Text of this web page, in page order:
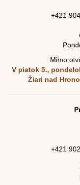
+421
Mimo
V piatok 5.,
Žiari nad
+421